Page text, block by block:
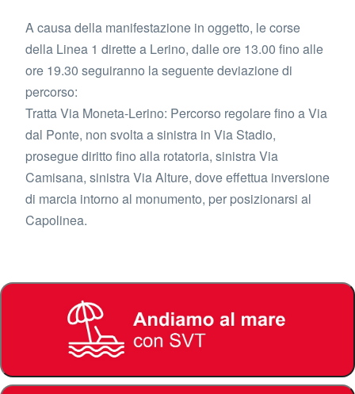
A causa della manifestazione in oggetto, le corse
della Linea 1 dirette a Lerino, dalle ore 13.00 fino alle
ore 19.30 seguiranno la seguente deviazione di
percorso:
Tratta Via Moneta-Lerino: Percorso regolare fino a Via
dal Ponte, non svolta a sinistra in Via Stadio,
prosegue diritto fino alla rotatoria, sinistra Via
Camisana, sinistra Via Alture, dove effettua inversione
di marcia intorno al monumento, per posizionarsi al
Capolinea.